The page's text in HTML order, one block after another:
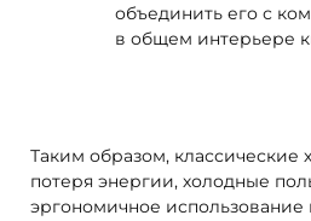
объединить его с
в общем интерьере
Таким образом, классические
потеря энергии, холодные
эргономичное использование